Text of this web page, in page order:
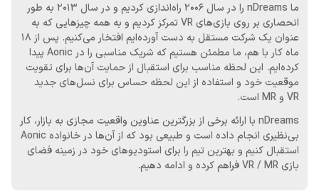
ما nDreams را در سال 2006 راه‌اندازی کردیم و در سال 2013 به طور
انحصاری بر روی بازی‌های VR تمرکز کردیم و به همه چیزهایی که به
عنوان یک شرکت مستقل به دست آورده‌ایم افتخار می‌کنیم. پس از 18
ماه کار با هم، ما مطمئن هستیم که شریک مناسبی را در Aonic پیدا
کرده‌ایم. این لحظه مناسب برای استقبال از حمایت آن‌ها برای تقویت
موقعیت خود و استفاده از این لحظه حساس برای نسل‌های جدید
VR و MR است.
nDreams با ارائه برخی از بزرگترین عناوین واقعیت مجازی به بازار، کار
بی‌نظیری انجام داده است و طبیعی بود که از آن‌ها در خانواده Aonic
استقبال کنیم و بهترین تیم را برای استودیوهای خود در زمینه فضای
بازی VR / MR فراهم کرده و ادامه دهیم.